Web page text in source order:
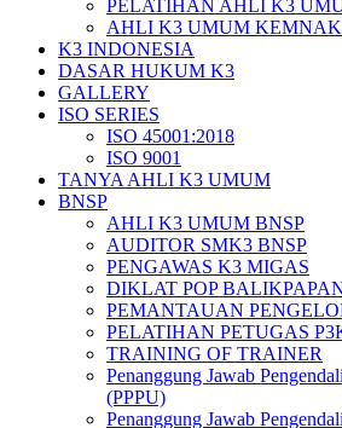
PELATIHAN AHLI K3
AHLI K3 UMUM
K3 INDONESIA
DASAR HUKUM K3
GALLERY
ISO SERIES
ISO 45001:2018
ISO 9001
TANYA AHLI K3 UMUM
BNSP
AHLI K3 UMUM BNSP
AUDITOR SMK3 BNSP
PENGAWAS K3 MIGAS
DIKLAT POP
PEMANTAUAN
PELATIHAN PETUGAS
TRAINING OF TRAINER
Penanggung Jawab
(PPPU)
Penanggung Jawab